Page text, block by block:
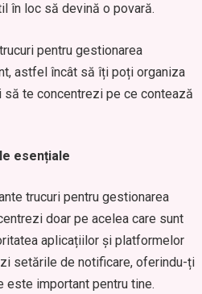
în loc să devină o povară.
pentru gestionarea
astfel încât să îți poți organiza
te concentrezi pe ce contează
esențiale
trucuri pentru gestionarea
doar pe acelea care sunt
aplicațiilor și platformelor
setările de notificare, oferindu-ți
este important pentru tine.